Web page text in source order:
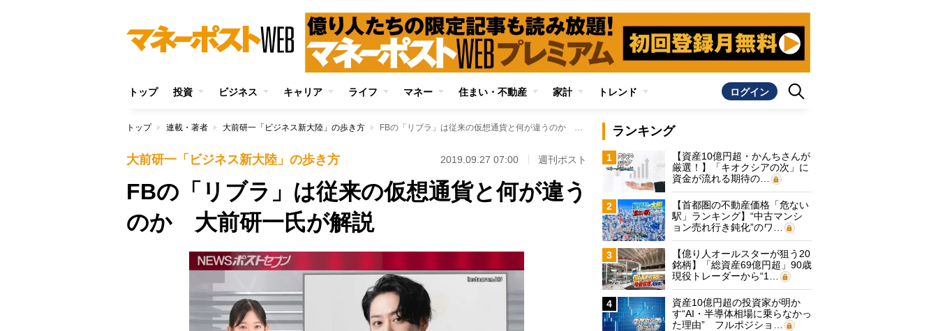
トップ 投資 ビジネス キャリア ライフ マネー 住まい・不動産 家計 トレンド ログイン
トップ 連載・著者 大前研一「ビジネス新大陸」の歩き方 FBの「リブラ」は従来の仮想通貨と何が違うのか 大前研一氏が解説
大前研一「ビジネス新大陸」の歩き方 2019.09.27 07:00 週刊ポスト
FBの「リブラ」は従来の仮想通貨と何が違う
のか 大前研一氏が解説
ランキング
1
【資産10億円超・かんちさんが
厳選！】「キオクシアの次」に
資金が流れる期待の…
2
【首都圏の不動産価格「危ない
駅」ランキング】“中古マンシ
ョン売れ行き鈍化”のワ…
3
【億り人オールスターが狙う20
銘柄】「総資産69億円超」90歳
現役トレーダーから“1…
4
資産10億円超の投資家が明か
す“AI・半導体相場に乗らなかっ
た理由” フルポジショ…